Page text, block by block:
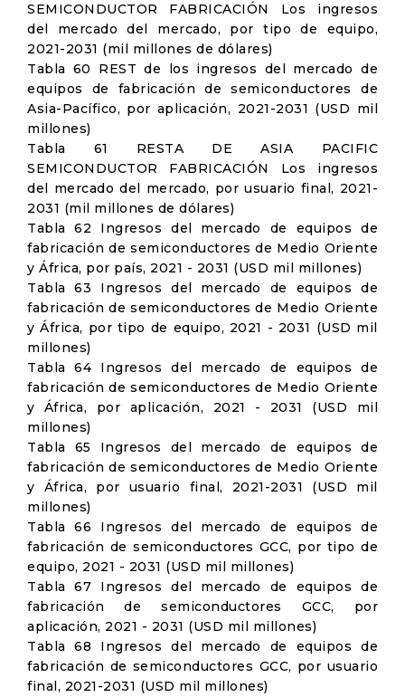
SEMICONDUCTOR FABRICACIÓN Los ingresos
del mercado del mercado, por tipo de equipo,
2021-2031 (mil millones de dólares)
Tabla 60 REST de los ingresos del mercado de
equipos de fabricación de semiconductores de
Asia-Pacífico, por aplicación, 2021-2031 (USD mil
millones)
Tabla 61 RESTA DE ASIA PACIFIC
SEMICONDUCTOR FABRICACIÓN Los ingresos
del mercado del mercado, por usuario final, 2021-
2031 (mil millones de dólares)
Tabla 62 Ingresos del mercado de equipos de
fabricación de semiconductores de Medio Oriente
y África, por país, 2021 - 2031 (USD mil millones)
Tabla 63 Ingresos del mercado de equipos de
fabricación de semiconductores de Medio Oriente
y África, por tipo de equipo, 2021 - 2031 (USD mil
millones)
Tabla 64 Ingresos del mercado de equipos de
fabricación de semiconductores de Medio Oriente
y África, por aplicación, 2021 - 2031 (USD mil
millones)
Tabla 65 Ingresos del mercado de equipos de
fabricación de semiconductores de Medio Oriente
y África, por usuario final, 2021-2031 (USD mil
millones)
Tabla 66 Ingresos del mercado de equipos de
fabricación de semiconductores GCC, por tipo de
equipo, 2021 - 2031 (USD mil millones)
Tabla 67 Ingresos del mercado de equipos de
fabricación de semiconductores GCC, por
aplicación, 2021 - 2031 (USD mil millones)
Tabla 68 Ingresos del mercado de equipos de
fabricación de semiconductores GCC, por usuario
final, 2021-2031 (USD mil millones)